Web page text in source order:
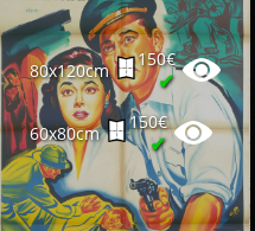
80x120cm
150€
✔
60x80cm
150€
✔